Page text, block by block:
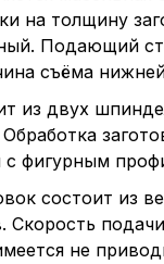
на толщину
Подающий
съёма
из двух
Обработка
с фигурным
состоит из
Скорость
не